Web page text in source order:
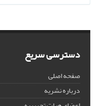
دسترسی سریع
صفحه اصلی
درباره نشریه